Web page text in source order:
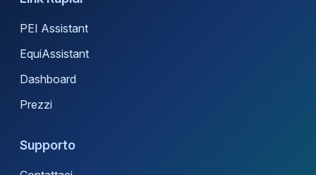
PEI Assistant
EquiAssistant
Dashboard
Prezzi
Supporto